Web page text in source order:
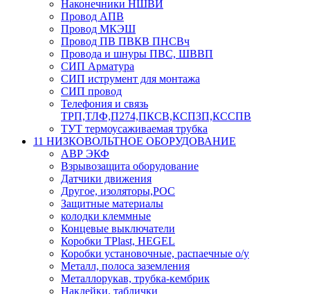
Наконечники НШВИ
Провод АПВ
Провод МКЭШ
Провод ПВ ПВКВ ПНСВч
Провода и шнуры ПВС, ШВВП
СИП Арматура
СИП иструмент для монтажа
СИП провод
Телефония и связь
ТРП,ТЛФ,П274,ПКСВ,КСПЗП,КССПВ
ТУТ термоусаживаемая трубка
11 НИЗКОВОЛЬТНОЕ ОБОРУДОВАНИЕ
АВР ЭКФ
Взрывозащита оборудование
Датчики движения
Другое, изоляторы,РОС
Защитные материалы
колодки клеммные
Концевые выключатели
Коробки TPlast, HEGEL
Коробки установочные, распаечные о/у
Металл, полоса заземления
Металлорукав, трубка-кембрик
Наклейки, таблички